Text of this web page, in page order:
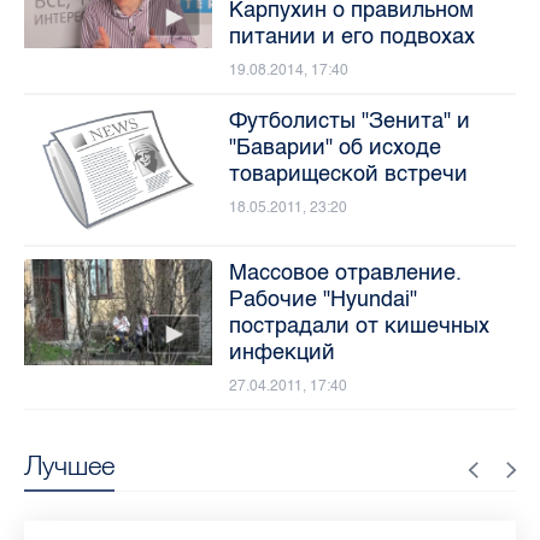
Лучшее
Карпухин о правильном
питании и его подвохах
19.08.2014, 17:40
Футболисты "Зенита" и
"Баварии" об исходе
товарищеской встречи
18.05.2011, 23:20
Массовое отравление.
Рабочие "Hyundai"
пострадали от кишечных
инфекций
27.04.2011, 17:40